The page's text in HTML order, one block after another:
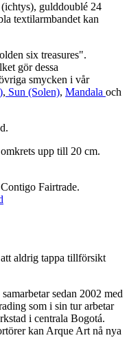
gulddoublé 24
textilarmbandet kan
six treasures".
gör dessa
smycken i vår
, Sun (Solen), Mandala och
upp till 20 cm.
Fairtrade.
aldrig tappa tillförsikt
sedan 2002 med
som i sin tur arbetar
i centrala Bogotá.
kan Arque Art nå nya